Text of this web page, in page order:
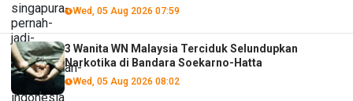
Wed, 05 Aug 2026 07:59
3 Wanita WN Malaysia Terciduk Selundupkan
Narkotika di Bandara Soekarno-Hatta
Wed, 05 Aug 2026 08:02